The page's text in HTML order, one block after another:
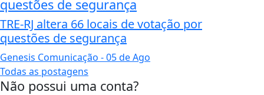
questões de segurança
TRE-RJ altera 66 locais de votação por
questões de segurança
Genesis Comunicação - 05 de Ago
Todas as postagens
Não possui uma conta?